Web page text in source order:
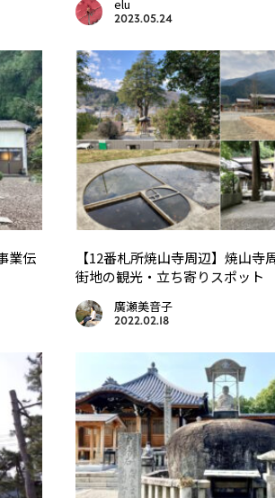
elu
2023.05.24
業伝
【12番札所焼山寺周辺】焼山寺
街地の観光・立ち寄りスポット
廣瀬美音子
2022.02.18